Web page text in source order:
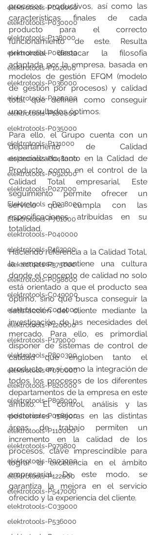
elektrotools-P046000
elektrotools-P030000
elektrotools-P138000
elektrotools-P066000
elektrotools-P102000
elektrotools-P036000
elektrotools-P020000
elektrotools-P100000
elektrotools-P035000
elektrotools-P131000
elektrotools-P048000
elektrotools-P092000
elektrotools-P027000
Elektrotools - P038000
Elektrotools-P761000
elektrotools-P040000
elektrotools-P463000
elektrotools-P375000
elektrotools-P098000
elektrotools-C049000
elektrotools-C004000
elektrotools-P120000
elektrotools-P179000
elektrotools-P800300
elektrotools-P070000
elektrotools-P820000
elektrotools-P898000
elektrotools-P058000
elektrotools-P110000
elektrotools-P979800
elektrotools-P003000
elektrotools-P122000
elektrotools-P547000
elektrotools-C039000
elektrotools-P536000
procesos productivos, así como las
características finales de cada
producto para el correcto
funcionamiento de este. Resulta
primordial destacar la filosofía
adaptada por la empresa, basada en
modelos de gestión EFQM (modelo
de gestión por procesos) y calidad
total que definen como conseguir
unos resultados óptimos.
Para ello, el Grupo cuenta con un
departamento de Calidad
especializado tanto en la Calidad de
Producto, como en el control de la
Calidad Total empresarial. Este
seguimiento permite ofrecer un
servicio que cumpla con las
especificaciones atribuidas en su
totalidad.
Haciendo referencia a la Calidad Total,
la empresa mantiene una cultura
donde el concepto de calidad no solo
está orientado a que el producto sea
óptimo, sino que busca conseguir la
satisfacción del cliente mediante la
investigación de las necesidades del
mercado. Para ello, es primordial
disponer de sistemas de control de
calidad que engloben tanto el
producto en sí como la integración de
todos los procesos de los diferentes
departamentos de la empresa en este
ámbito. El control, análisis y las
posteriores mejoras en las distintas
áreas de trabajo permiten un
incremento en la calidad de los
procesos, clave imprescindible para
lograr la excelencia en el ámbito
empresarial. De este modo, se
garantiza la mejora en el servicio
ofrecido y la experiencia del cliente.